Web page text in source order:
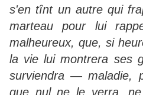
s'en tînt un autre qui
marteau pour lui
malheureux, que, si
la vie lui montrera ses
surviendra — maladie,
que nul ne le verra,